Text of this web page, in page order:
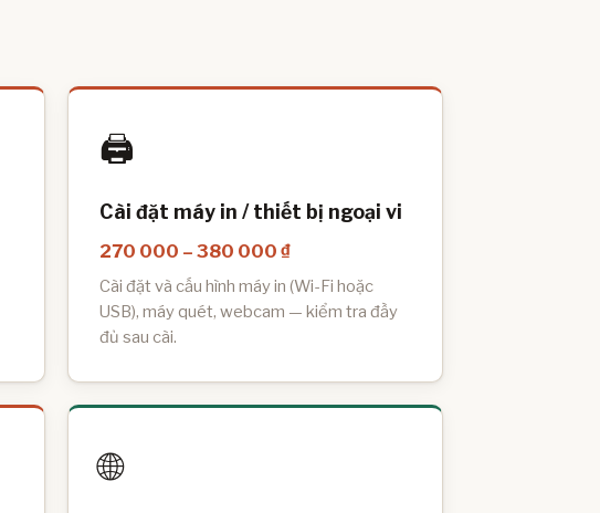
🖨️
Cài đặt máy in / thiết bị ngoại vi
270 000 – 380 000 ₫
Cài đặt và cấu hình máy in (Wi-Fi hoặc
USB), máy quét, webcam — kiểm tra đầy
đủ sau cài.
🌐